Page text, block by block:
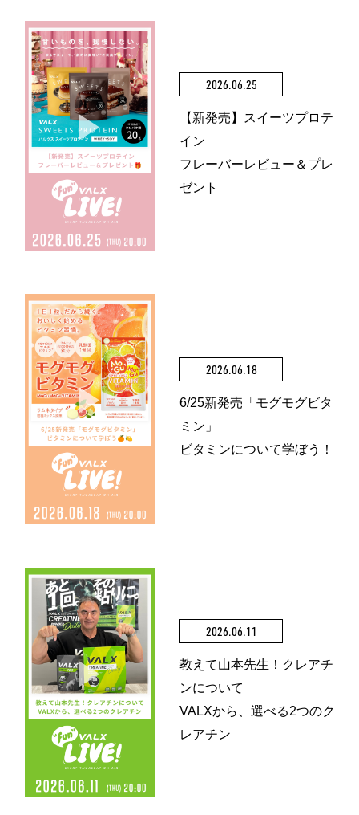
2026.06.25
【新発売】スイーツプロテ
イン
フレーバーレビュー＆プレ
ゼント
2026.06.18
6/25新発売「モグモグビタ
ミン」
ビタミンについて学ぼう！
2026.06.11
教えて山本先生！クレアチ
ンについて
VALXから、選べる2つのク
レアチン